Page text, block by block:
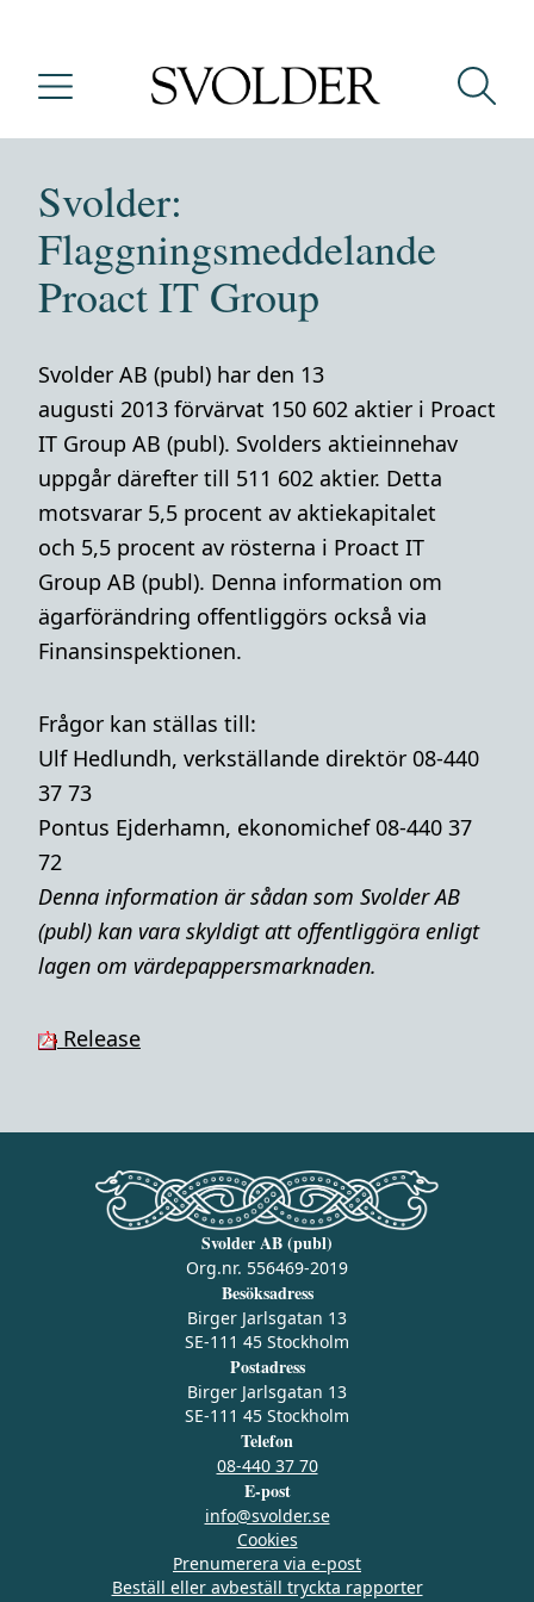
Svolder:
Flaggningsmeddelande
Proact IT Group
Svolder AB (publ) har den 13
augusti 2013 förvärvat 150 602 aktier i Proact
IT Group AB (publ). Svolders aktieinnehav
uppgår därefter till 511 602 aktier. Detta
motsvarar 5,5 procent av aktiekapitalet
och 5,5 procent av rösterna i Proact IT
Group AB (publ). Denna information om
ägarförändring offentliggörs också via
Finansinspektionen.
Frågor kan ställas till:
Ulf Hedlundh, verkställande direktör 08-440
37 73
Pontus Ejderhamn, ekonomichef 08-440 37
72
Denna information är sådan som Svolder AB
(publ) kan vara skyldigt att offentliggöra enligt
lagen om värdepappersmarknaden.
Release
Svolder AB (publ)
Org.nr. 556469-2019
Besöksadress
Birger Jarlsgatan 13
SE-111 45 Stockholm
Postadress
Birger Jarlsgatan 13
SE-111 45 Stockholm
Telefon
08-440 37 70
E-post
info@svolder.se
Cookies
Prenumerera via e‑post
Beställ eller avbeställ tryckta rapporter